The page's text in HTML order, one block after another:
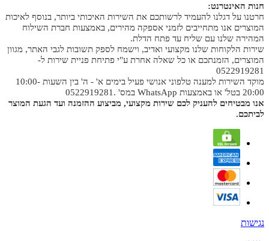
חנות האינטרנט:
חרטנו על דגלנו להעמיד לרשותכם את השירות האיכותי ביותר, בנוסף לאיכות
המוצרים אנו מתחייבים לזמני אספקה מהירים, באמצעות חברת השילוח
המהירה שלנו עם שליח עד פתח הדלת.
שירות הלקוחות שלנו מקצועי ואדיב, וישמח לספק תשובות לגבי האתר, מגוון
המוצרים, הזמנתכם או כל שאלה אחרת ע"י פתיחת פניית שירות ל-
0522919281
מוקד השירות למענה טלפוני אנושי פעיל בימים א' - ה' בין השעות 10:00-
20:00 בטל' או באמצעות WhatsApp במס' .0522919281
אנו מבטיחים להעניק לכם שירות מקצועי, מביצוע ההזמנה ועד הגעת המוצר
לביתכם.
נגישות